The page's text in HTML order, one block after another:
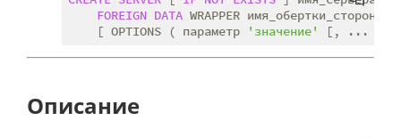
FOREIGN DATA WRAPPER
    [ OPTIONS ( параметр
'значение'
Описание